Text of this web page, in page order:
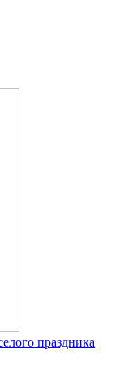
праздника